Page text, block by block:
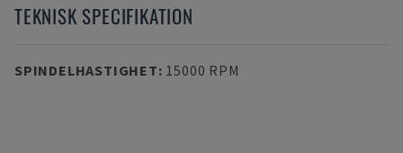
TEKNISK SPECIFIKATION
SPINDELHASTIGHET: 15000 RPM